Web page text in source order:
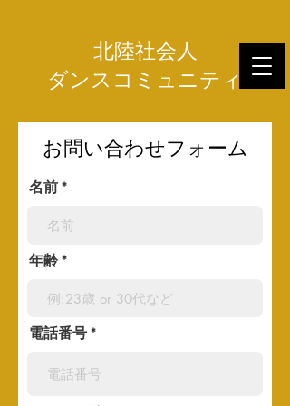
北陸社会人
ダンスコミュニティ
​お問い合わせフォーム
名前
年齢
電話番号